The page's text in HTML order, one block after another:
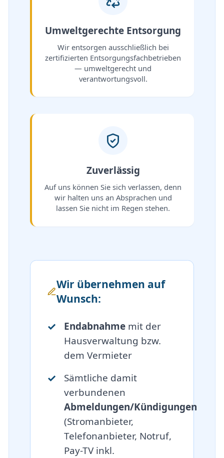
Umweltgerechte Entsorgung
Wir entsorgen ausschließlich bei
zertifizierten Entsorgungsfachbetrieben
— umweltgerecht und
verantwortungsvoll.
Zuverlässig
Auf uns können Sie sich verlassen, denn
wir halten uns an Absprachen und
lassen Sie nicht im Regen stehen.
Wir übernehmen auf
Wunsch:
Endabnahmemit der
Hausverwaltung bzw.
dem Vermieter
Sämtliche damit
verbundenen
Abmeldungen/Kündigungen
(Stromanbieter,
Telefonanbieter, Notruf,
Pay-TV inkl.